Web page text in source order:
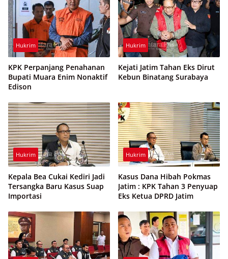
Hukrim
KPK Perpanjang Penahanan
Bupati Muara Enim Nonaktif
Edison
Hukrim
Kejati Jatim Tahan Eks Dirut
Kebun Binatang Surabaya
Hukrim
Kepala Bea Cukai Kediri Jadi
Tersangka Baru Kasus Suap
Importasi
Hukrim
Kasus Dana Hibah Pokmas
Jatim : KPK Tahan 3 Penyuap
Eks Ketua DPRD Jatim